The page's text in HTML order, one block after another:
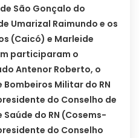
São Gonçalo do
Umarizal Raimundo e os
(Caicó) e Marleide
participaram o
Antenor Roberto, o
Militar do RN
do Conselho de
do RN (Cosems-
do Conselho